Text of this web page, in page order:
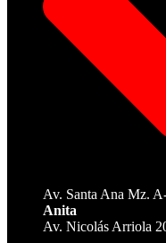
Av. Santa Ana Mz.
Anita
Av. Nicolás Arriola